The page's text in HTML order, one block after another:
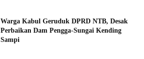
Warga Kabul Geruduk DPRD NTB, Desak
Perbaikan Dam Pengga-Sungai Kending
Sampi